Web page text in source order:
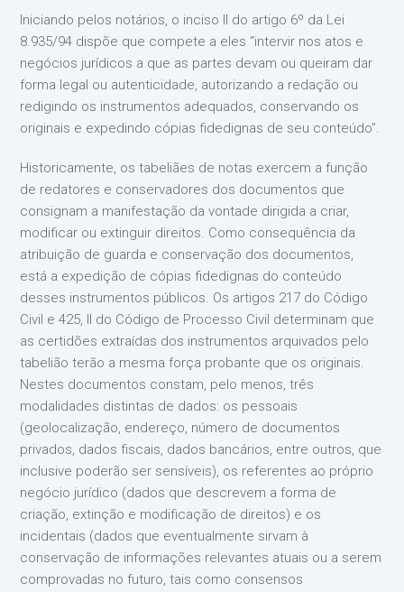
Iniciando pelos notários, o inciso II do artigo 6º da Lei
8.935/94 dispõe que compete a eles “intervir nos atos e
negócios jurídicos a que as partes devam ou queiram dar
forma legal ou autenticidade, autorizando a redação ou
redigindo os instrumentos adequados, conservando os
originais e expedindo cópias fidedignas de seu conteúdo”.
Historicamente, os tabeliães de notas exercem a função
de redatores e conservadores dos documentos que
consignam a manifestação da vontade dirigida a criar,
modificar ou extinguir direitos. Como consequência da
atribuição de guarda e conservação dos documentos,
está a expedição de cópias fidedignas do conteúdo
desses instrumentos públicos. Os artigos 217 do Código
Civil e 425, II do Código de Processo Civil determinam que
as certidões extraídas dos instrumentos arquivados pelo
tabelião terão a mesma força probante que os originais.
Nestes documentos constam, pelo menos, três
modalidades distintas de dados: os pessoais
(geolocalização, endereço, número de documentos
privados, dados fiscais, dados bancários, entre outros, que
inclusive poderão ser sensíveis), os referentes ao próprio
negócio jurídico (dados que descrevem a forma de
criação, extinção e modificação de direitos) e os
incidentais (dados que eventualmente sirvam à
conservação de informações relevantes atuais ou a serem
comprovadas no futuro, tais como consensos